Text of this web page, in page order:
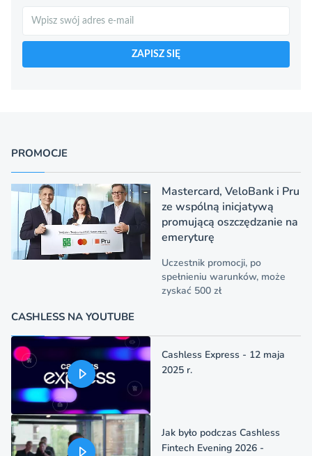
Szukaj
ZAPISZ SIĘ
PROMOCJE
Mastercard, VeloBank i Pru
ze wspólną inicjatywą
promującą oszczędzanie na
emeryturę
Uczestnik promocji, po
spełnieniu warunków, może
zyskać 500 zł
CASHLESS NA YOUTUBE
Cashless Express - 12 maja
2025 r.
Jak było podczas Cashless
Fintech Evening 2026 -